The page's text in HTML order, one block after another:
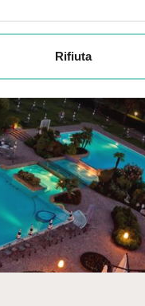
Rifiuta